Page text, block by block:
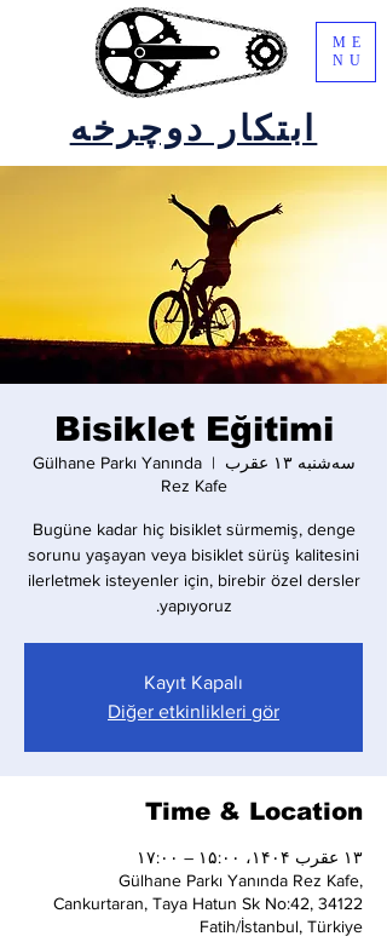
ابتکار دوچرخه
ME
NU
Bisiklet Eğitimi
سه‌شنبه ۱۳ عقرب
  |
Gülhane Parkı Yanında
Rez Kafe
Bugüne kadar hiç bisiklet sürmemiş, denge
sorunu yaşayan veya bisiklet sürüş kalitesini
ilerletmek isteyenler için, birebir özel dersler
yapıyoruz.
Kayıt Kapalı
Diğer etkinlikleri gör
Time & Location
۱۳ عقرب ۱۴۰۴، ۱۵:۰۰ – ۱۷:۰۰
Gülhane Parkı Yanında Rez Kafe,
Cankurtaran, Taya Hatun Sk No:42, 34122
Fatih/İstanbul, Türkiye